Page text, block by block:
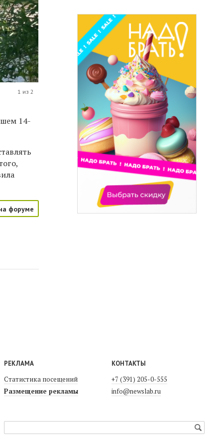
1 из 2
14-
форуме
РЕКЛАМА
Статистика посещений
Размещение рекламы
КОНТАКТЫ
+7 (391) 205-0-555
info@newslab.ru